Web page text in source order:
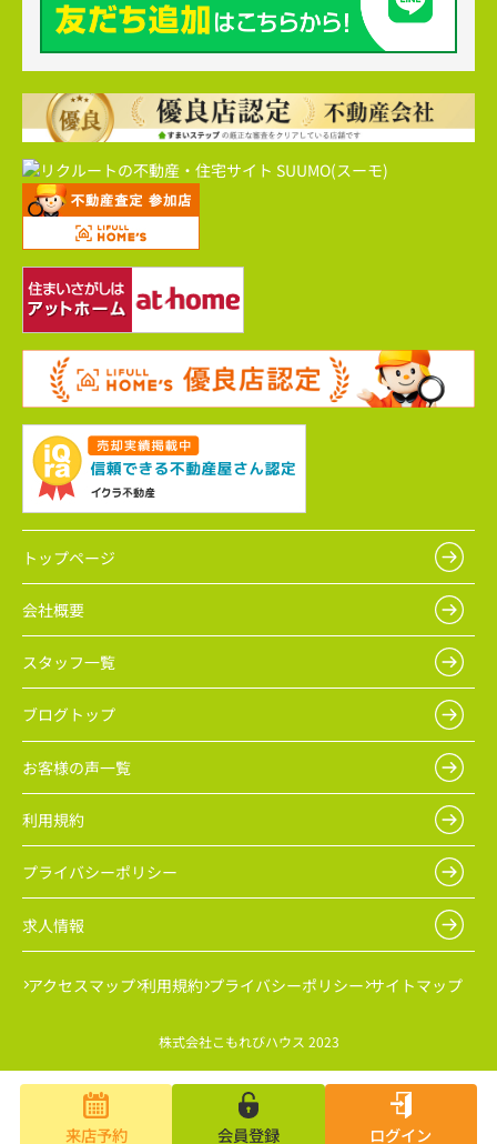
トップページ
会社概要
スタッフ一覧
ブログトップ
お客様の声一覧
利用規約
プライバシーポリシー
求人情報
アクセスマップ 利用規約 プライバシーポリシー サイトマップ
株式会社こもれびハウス 2023
来店予約 会員登録 ログイン